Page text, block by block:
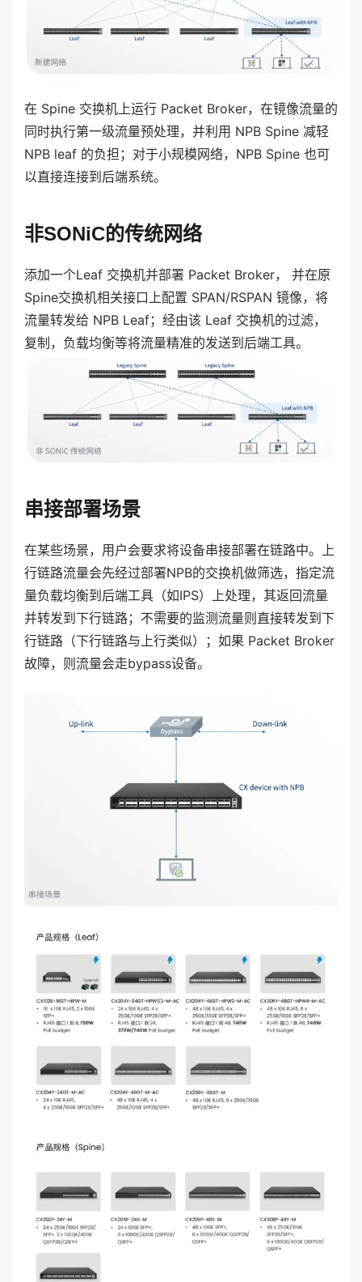
在 Spine 交换机上运行 Packet Broker，在镜像流量的
同时执行第一级流量预处理，并利用 NPB Spine 减轻
NPB leaf 的负担；对于小规模网络，NPB Spine 也可
以直接连接到后端系统。
非SONiC的传统网络
添加一个Leaf 交换机并部署 Packet Broker， 并在原
Spine交换机相关接口上配置 SPAN/RSPAN 镜像，将
流量转发给 NPB Leaf；经由该 Leaf 交换机的过滤，
复制，负载均衡等将流量精准的发送到后端工具。
串接部署场景
在某些场景，用户会要求将设备串接部署在链路中。上
行链路流量会先经过部署NPB的交换机做筛选，指定流
量负载均衡到后端工具（如IPS）上处理，其返回流量
并转发到下行链路；不需要的监测流量则直接转发到下
行链路（下行链路与上行类似）；如果 Packet Broker
故障，则流量会走bypass设备。